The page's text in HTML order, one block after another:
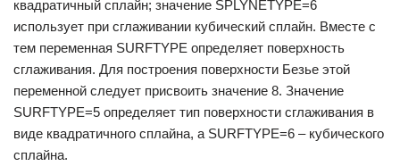
квадратичный сплайн; значение SPLYNETYPE=6
использует при сглаживании кубический сплайн. Вместе с
тем переменная SURFTYPE определяет поверхность
сглаживания. Для построения поверхности Безье этой
переменной следует присвоить значение 8. Значение
SURFTYPE=5 определяет тип поверхности сглаживания в
виде квадратичного сплайна, a SURFTYPE=6 – кубического
сплайна.